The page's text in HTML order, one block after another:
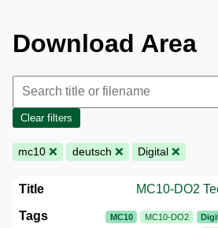
Download Area
Clear filters
mc10❌ deutsch ❌ Digital ❌
MC10-DO2
MC10 MC10-DO2